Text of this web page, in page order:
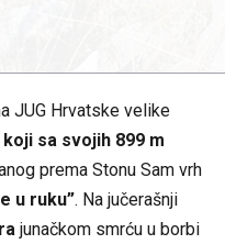
JUG Hrvatske velike
sa svojih 899 m
prema Stonu Sam vrh
u ruku”. Na jučerašnji
junačkom smrću u borbi